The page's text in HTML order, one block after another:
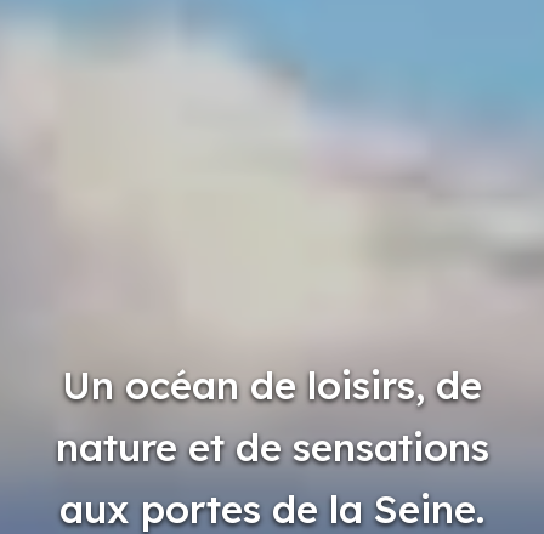
Un océan de loisirs, de
nature et de sensations
aux portes de la Seine.